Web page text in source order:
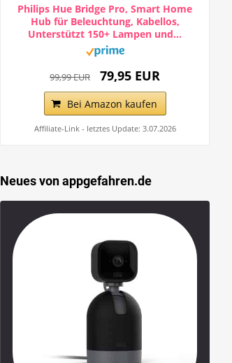
Philips Hue Bridge Pro, Smart Home
Hub für Beleuchtung, Kabellos,
Unterstützt 150+ Lampen und...
99,99 EUR 79,95 EUR
Bei Amazon kaufen
Affiliate-Link - letztes Update: 3.07.2026
Neues von appgefahren.de